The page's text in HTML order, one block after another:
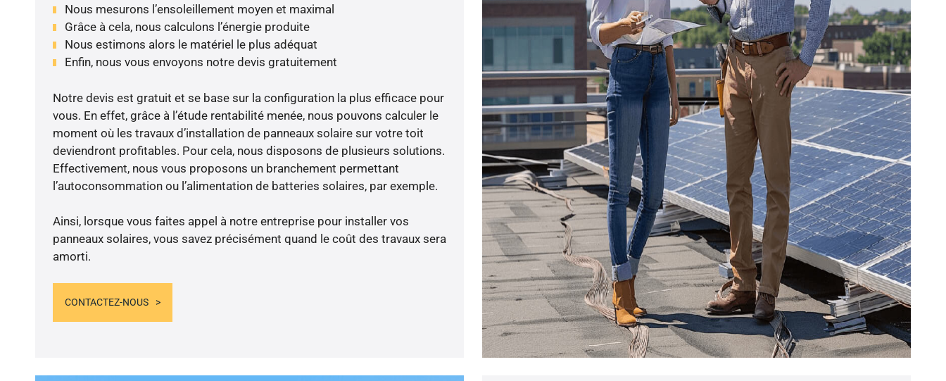
Nous mesurons l’ensoleillement moyen et maximal
Grâce à cela, nous calculons l’énergie produite
Nous estimons alors le matériel le plus adéquat
Enfin, nous vous envoyons notre devis gratuitement
Notre devis est gratuit et se base sur la configuration la plus efficace pour
vous. En effet, grâce à l’étude rentabilité menée, nous pouvons calculer le
moment où les travaux d’installation de panneaux solaire sur votre toit
deviendront profitables. Pour cela, nous disposons de plusieurs solutions.
Effectivement, nous vous proposons un branchement permettant
l’autoconsommation ou l’alimentation de batteries solaires, par exemple.
Ainsi, lorsque vous faites appel à notre entreprise pour installer vos
panneaux solaires, vous savez précisément quand le coût des travaux sera
amorti.
CONTACTEZ-NOUS